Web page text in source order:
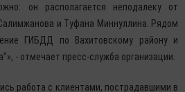
он располагается неподалеку от
и Туфана Миннуллина. Рядом
ГИБДД по Вахитовскому району и
- отмечает пресс-служба организации.
работа с клиентами, пострадавшими в